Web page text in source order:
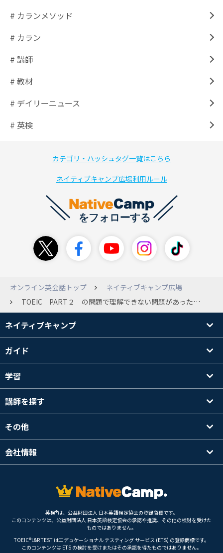
# カランメソッド
# カラン
# 講師
# 教材
# デイリーニュース
# 英検
カテゴリ・ハッシュタグ一覧はこちら
ネイティブキャンプ広場利用ルール
オンライン英会話トップ
ネイティブキャンプ広場
TOEIC PART２ の問題で理解できない問題があったので、わかる方がいらしたら教えてください。 「問い」 Shall we ask him to come early? 「回答」 選択肢 (A) That's really not necessary. （正解） (C) Yes, we shall.（不正解） 私は、回答で(C)を選択したのですが、正解は(A)でした。 先生に質問して理由を聞いたのですが、私の英語力が不足しており理解できませんでした。 質問 選択肢(C)がなぜ不正解なのかわかりません。 わかる方がいたら教えていただけると助かります。
ネイティブキャンプ
ガイド
学習
講師を探す
その他
会社情報
英検®は、公益財団法人 日本英語検定協会の登録商標です。
このコンテンツは、公益財団法人 日本英語検定協会の承認や推奨、その他の検討を受けた
ものではありません。
TOEIC®L&R TEST はエデュケーショナル テスティング サービス (ETS) の登録商標です。
このコンテンツは ETS の検討を受けまたはその承認を得たものではありません。